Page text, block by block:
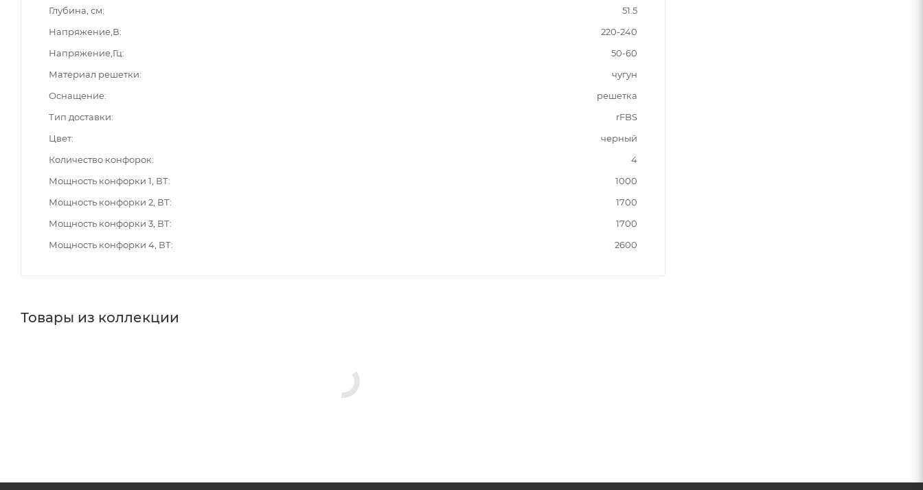
Глубина, см
51.5
Напряжение,В
220-240
Напряжение,Гц
50-60
Материал решетки
чугун
Оснащение
решетка
Тип доставки
rFBS
Цвет
черный
Количество конфорок
4
Мощность конфорки 1, ВТ
1000
Мощность конфорки 2, ВТ
1700
Мощность конфорки 3, ВТ
1700
Мощность конфорки 4, ВТ
2600
Товары из коллекции